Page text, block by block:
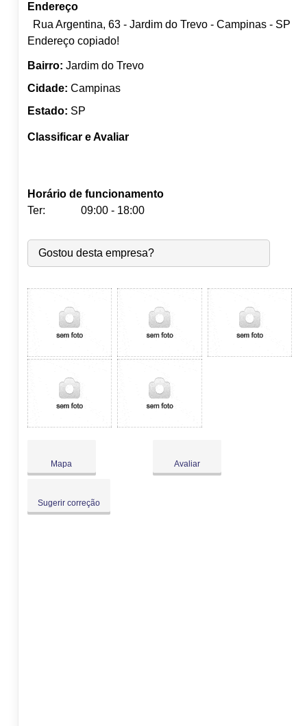
Endereço
Rua Argentina, 63 - Jardim do Trevo - Campinas - SP
Endereço copiado!
Bairro: Jardim do Trevo
Cidade: Campinas
Estado: SP
Classificar e Avaliar
Horário de funcionamento
Ter:
09:00 - 18:00
Seg: 09:00-18:00
Ter:
09:00-18:00
Qua:
09:00-18:00
Qui:
09:00- 18:00
- 18:00
Sáb:
Fechado
Dom:
Fechado
Gostou desta empresa?
Mapa Avaliar
Sugerir correção